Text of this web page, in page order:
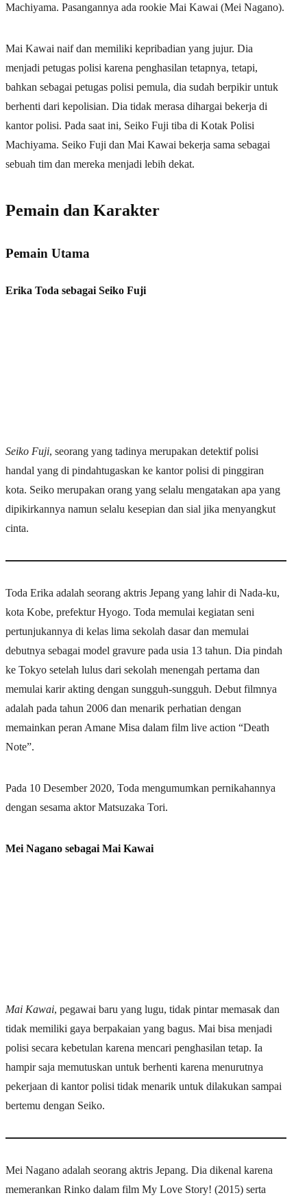
Machiyama. Pasangannya ada rookie Mai Kawai (Mei Nagano).
Mai Kawai naif dan memiliki kepribadian yang jujur. Dia
menjadi petugas polisi karena penghasilan tetapnya, tetapi,
bahkan sebagai petugas polisi pemula, dia sudah berpikir untuk
berhenti dari kepolisian. Dia tidak merasa dihargai bekerja di
kantor polisi. Pada saat ini, Seiko Fuji tiba di Kotak Polisi
Machiyama. Seiko Fuji dan Mai Kawai bekerja sama sebagai
sebuah tim dan mereka menjadi lebih dekat.
Pemain dan Karakter
Pemain Utama
Erika Toda sebagai Seiko Fuji
Seiko Fuji, seorang yang tadinya merupakan detektif polisi
handal yang di pindahtugaskan ke kantor polisi di pinggiran
kota. Seiko merupakan orang yang selalu mengatakan apa yang
dipikirkannya namun selalu kesepian dan sial jika menyangkut
cinta.
Toda Erika adalah seorang aktris Jepang yang lahir di Nada-ku,
kota Kobe, prefektur Hyogo. Toda memulai kegiatan seni
pertunjukannya di kelas lima sekolah dasar dan memulai
debutnya sebagai model gravure pada usia 13 tahun. Dia pindah
ke Tokyo setelah lulus dari sekolah menengah pertama dan
memulai karir akting dengan sungguh-sungguh. Debut filmnya
adalah pada tahun 2006 dan menarik perhatian dengan
memainkan peran Amane Misa dalam film live action “Death
Note”.
Pada 10 Desember 2020, Toda mengumumkan pernikahannya
dengan sesama aktor Matsuzaka Tori.
Mei Nagano sebagai Mai Kawai
Mai Kawai, pegawai baru yang lugu, tidak pintar memasak dan
tidak memiliki gaya berpakaian yang bagus. Mai bisa menjadi
polisi secara kebetulan karena mencari penghasilan tetap. Ia
hampir saja memutuskan untuk berhenti karena menurutnya
pekerjaan di kantor polisi tidak menarik untuk dilakukan sampai
bertemu dengan Seiko.
Mei Nagano adalah seorang aktris Jepang. Dia dikenal karena
memerankan Rinko dalam film My Love Story! (2015) serta